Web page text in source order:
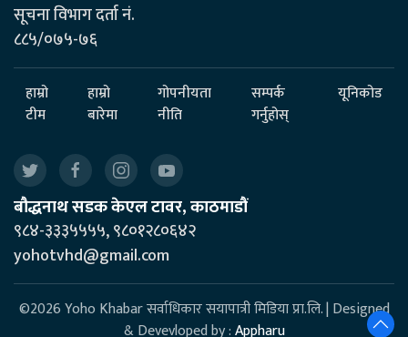
सूचना विभाग दर्ता नं.
८८५/०७५-७६
हाम्रो
टीम
हाम्रो
बारेमा
गोपनीयता
नीति
सम्पर्क
गर्नुहोस्
यूनिकोड
बौद्धनाथ सडक केएल टावर, काठमाडौं
९८४-३३३५५५५, ९८०१२८०६४२
yohotvhd@gmail.com
©2026 Yoho Khabar सर्वाधिकार सयापात्री मिडिया प्रा.लि. | Designed
& Devevloped by :Appharu